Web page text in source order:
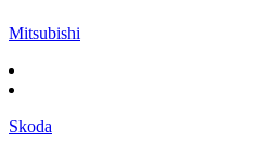
Mitsubishi
Skoda